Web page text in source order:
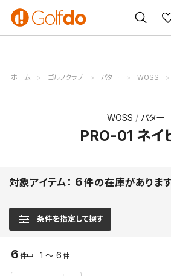
ゴルフ
クラブ
ゴルフ用品
買
無料
ホーム ゴルフクラブ パター WOSS
WOSS パター
PRO-01 ネイ
対象アイテム： 6件の在庫がありま
条件を指定して探す
6 件中 1 ～ 6 件